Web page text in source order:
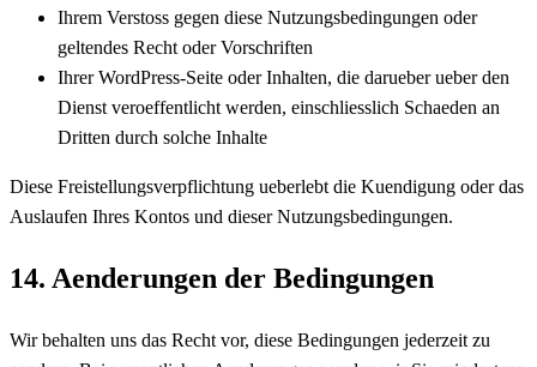
Ihrem Verstoss gegen diese Nutzungsbedingungen oder
geltendes Recht oder Vorschriften
Ihrer WordPress-Seite oder Inhalten, die darueber ueber den
Dienst veroeffentlicht werden, einschliesslich Schaeden an
Dritten durch solche Inhalte
Diese Freistellungsverpflichtung ueberlebt die Kuendigung oder das
Auslaufen Ihres Kontos und dieser Nutzungsbedingungen.
14. Aenderungen der Bedingungen
Wir behalten uns das Recht vor, diese Bedingungen jederzeit zu